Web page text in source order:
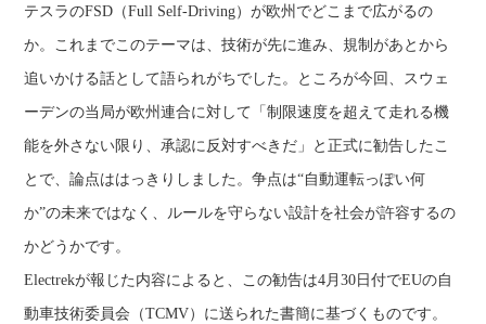
テスラのFSD（Full Self-Driving）が欧州でどこまで広がるの
か。これまでこのテーマは、技術が先に進み、規制があとから
追いかける話として語られがちでした。ところが今回、スウェ
ーデンの当局が欧州連合に対して「制限速度を超えて走れる機
能を外さない限り、承認に反対すべきだ」と正式に勧告したこ
とで、論点ははっきりしました。争点は“自動運転っぽい何
か”の未来ではなく、ルールを守らない設計を社会が許容するの
かどうかです。
Electrekが報じた内容によると、この勧告は4月30日付でEUの自
動車技術委員会（TCMV）に送られた書簡に基づくものです。